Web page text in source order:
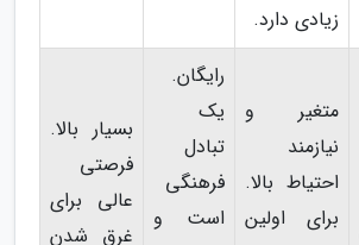
زیادی دارد.
متغیر و
نیازمند
احتیاط بالا.
برای اولین
رایگان.
یک
تبادل
فرهنگی
است و
بسیار بالا.
فرصتی
عالی برای
غرق شدن